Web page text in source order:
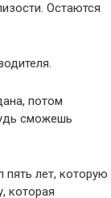
Остаются
потом
сможешь
лет, которую
которая